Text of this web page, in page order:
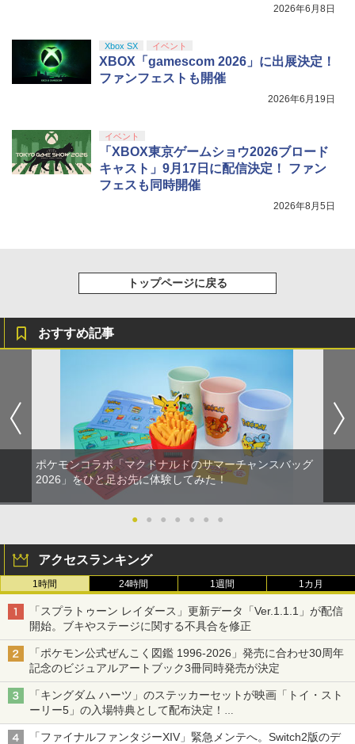
2026年6月8日
Xbox SX イベント
XBOX「gamescom 2026」に出展決定！
ファンフェストも開催
2026年6月19日
イベント
「XBOX東京ゲームショウ2026ブロード
キャスト」9月17日に配信決定！ ファン
フェスも同時開催
2026年8月5日
トップページに戻る
おすすめ記事
ポケモンコラボ「マクドナルドのサマーチャンスバッグ
2026」をひと足お先に体験してみた！
● ● ● ● ● ● ●
アクセスランキング
1時間 24時間 1週間 1カ月
「スプラトゥーン レイダース」更新データ「Ver.1.1.1」が配信
開始。ブキやステージに関する不具合を修正
「ポケモン公式ぜんこく図鑑 1996-2026」発売に合わせ30周年
記念のビジュアルアートブック3冊同時発売が決定
「キングダム ハーツ」のステッカーセットが映画「トイ・スト
ーリー5」の入場特典として配布決定！
本日8月7日より先着・数量限定で配布
「ファイナルファンタジーXIV」緊急メンテへ。Switch2版のデ